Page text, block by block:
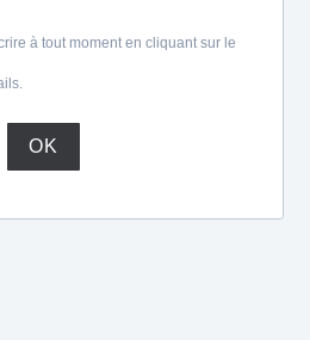
à tout moment en cliquant sur le
OK